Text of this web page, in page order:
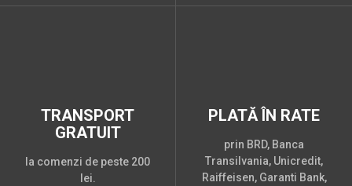
TRANSPORT
GRATUIT
la comenzi de peste 200
lei.
PLATĂ ÎN RATE
prin BRD, Banca
Transilvania, Unicredit,
Raiffeisen, Garanti Bank,